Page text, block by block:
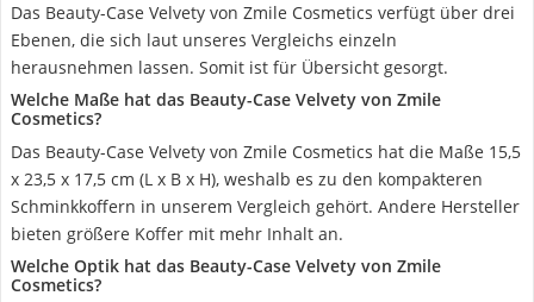
Das Beauty-Case Velvety von Zmile Cosmetics verfügt über drei
Ebenen, die sich laut unseres Vergleichs einzeln
herausnehmen lassen. Somit ist für Übersicht gesorgt.
Welche Maße hat das Beauty-Case Velvety von Zmile
Cosmetics?
Das Beauty-Case Velvety von Zmile Cosmetics hat die Maße 15,5
x 23,5 x 17,5 cm (L x B x H), weshalb es zu den kompakteren
Schminkkoffern in unserem Vergleich gehört. Andere Hersteller
bieten größere Koffer mit mehr Inhalt an.
Welche Optik hat das Beauty-Case Velvety von Zmile
Cosmetics?